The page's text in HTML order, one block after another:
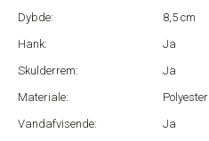
Dybde:
8,5 cm
Hank:
Ja
Skulderrem:
Ja
Materiale:
Polyester
Vandafvisende:
Ja